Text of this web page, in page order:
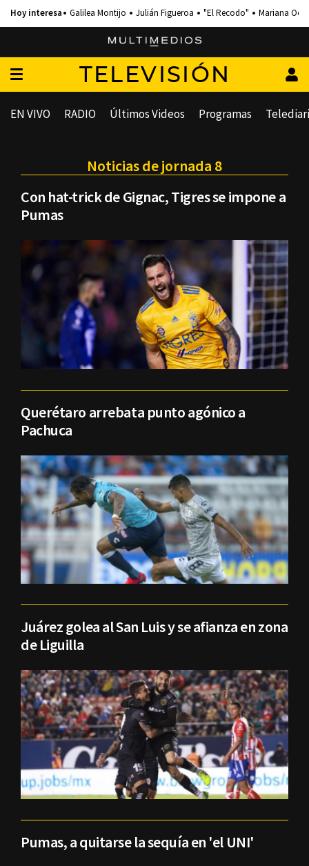
Galilea Montijo Julián Figueroa "El Recodo" Mariana
TELEVISIÓN
EN VIVO RADIO Últimos Videos Programas
Noticias de jornada 8
Con hat-trick de Gignac, Tigres se impone a
Pumas
Querétaro arrebata punto agónico a
Pachuca
Juárez golea al San Luis y se afianza en zona
de Liguilla
Pumas, a quitarse la sequía en 'el UNI'